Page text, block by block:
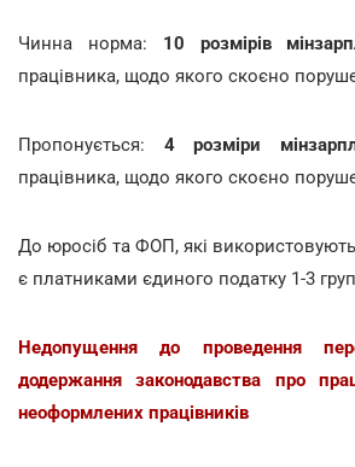
Чинна норма: 10 розмірів
працівника, щодо якого скоєно
Пропонується: 4 розміри
працівника, щодо якого скоєно
До юросіб та ФОП, які
є платниками єдиного податку 1-3
Недопущення до проведення
додержання законодавства про
неоформлених працівників